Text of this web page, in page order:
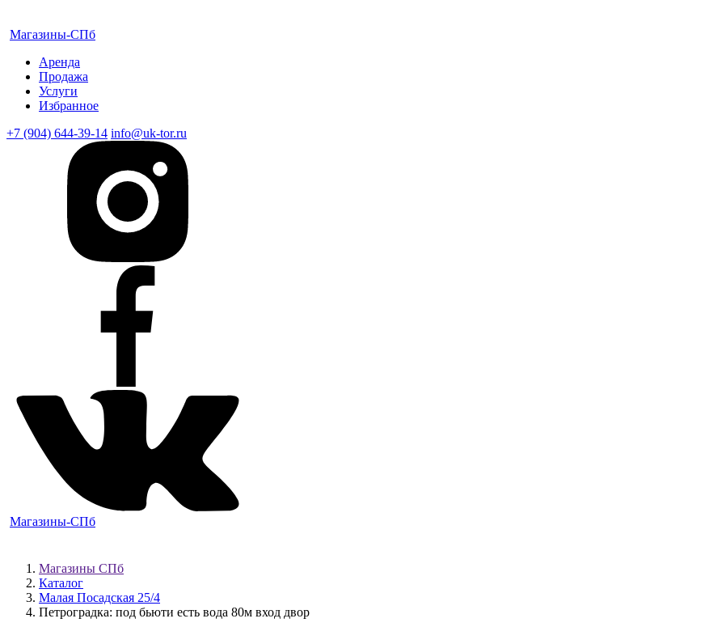
Магазины-СПб
Аренда
Продажа
Услуги
Избранное
+7 (904) 644-39-14 info@uk-tor.ru
Магазины-СПб
Магазины СПб
Каталог
Малая Посадская 25/4
Петроградка: под бьюти есть вода 80м вход двор